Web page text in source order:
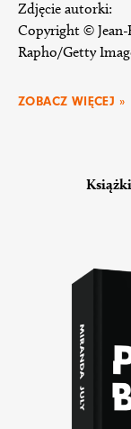
Zdjęcie autorki:
Copyright ©
Rapho/Getty
ZOBACZ WIĘCEJ »